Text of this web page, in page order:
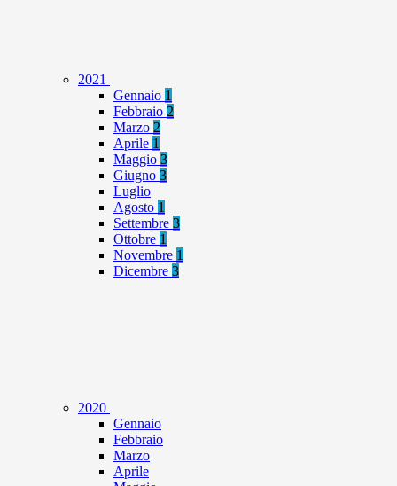
2021
Gennaio 1
Febbraio 2
Marzo 2
Aprile 1
Maggio 3
Giugno 3
Luglio
Agosto 1
Settembre 3
Ottobre 1
Novembre 1
Dicembre 3
2020
Gennaio
Febbraio
Marzo
Aprile